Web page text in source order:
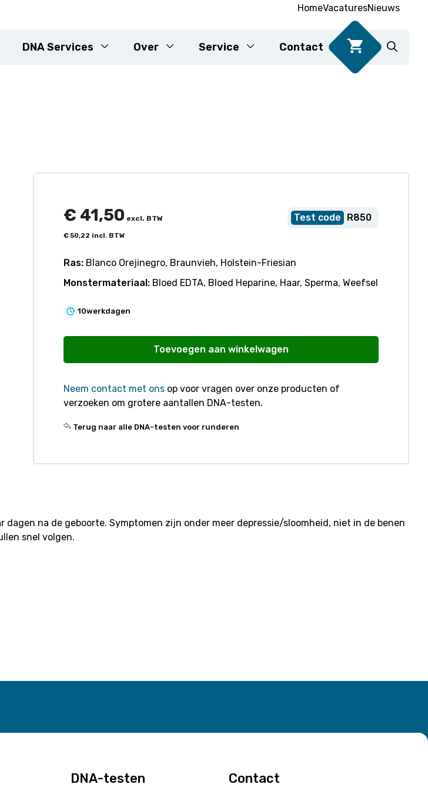
HomeVacaturesNieuws
DNA Services
Markerontwikkeling
Rassencontrole &
zuiverheidsverificatie
Maatwerk planten
Over Service Contact
R850
€ 41,50 excl. BTW
€50,22 incl. BTW
Ras: Blanco Orejinegro, Braunvieh, Holstein-Friesian
Monstermateriaal: Bloed EDTA, Bloed Heparine, Haar, Sperma, Weefsel
10werkdagen
Citrullinemie
aantal
Toevoegen aan winkelwagen
Neem contact met ons op voor vragen over onze producten of
verzoeken om grotere aantallen DNA-testen.
Terug naar alle DNA-testen voor runderen
na de geboorte. Symptomen zijn onder meer depressie/sloomheid, niet in de benen
snel volgen.
DNA-testen Contact